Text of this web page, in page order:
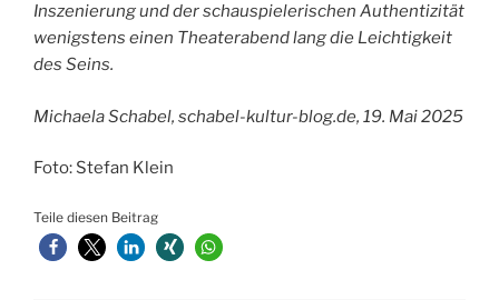
Inszenierung und der schauspielerischen Authentizität
wenigstens einen Theaterabend lang die Leichtigkeit
des Seins.
Michaela Schabel, schabel-kultur-blog.de, 19. Mai 2025
Foto: Stefan Klein
Teile diesen Beitrag